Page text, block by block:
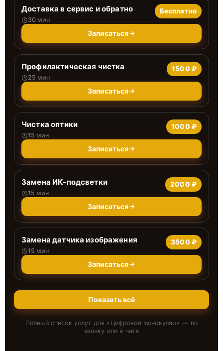
Доставка в сервис и обратно
30 мин
Бесплатно
Записаться
Профилактическая чистка
25 мин
1500 ₽
Записаться
Чистка оптики
15 мин
1000 ₽
Записаться
Замена ИК-подсветки
15 мин
2000 ₽
Записаться
Замена датчика изображения
15 мин
3500 ₽
Записаться
Показать всё
Полный список услуг для « Цифровой монокуляр» — по
звонку или в чате